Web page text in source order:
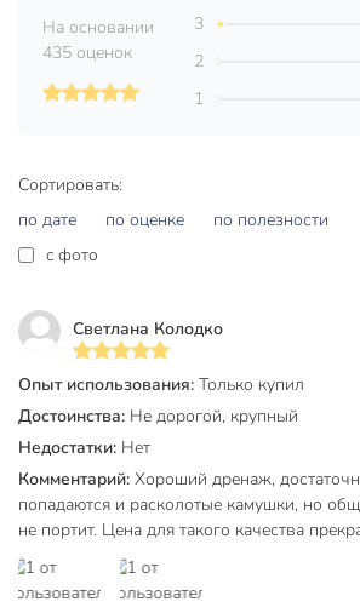
Бренд
Страна производства
Вес в упаковке
Габариты упаковки
Сортировать:
по дате
по оценке
по полезности
c фото
Светлана Колодко
Опыт использования: Только купил
Достоинства: Не дорогой, крупный
Недостатки: Нет
Комментарий: Хороший дренаж,
попадаются и расколотые камушки, но
не портит. Цена для такого качества
На основании
435 оценок
3
2
1